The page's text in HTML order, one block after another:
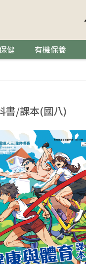
健 有機保養
書/課本(國八)